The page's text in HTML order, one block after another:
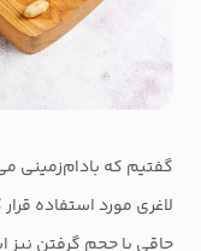
گفتیم که بادام‌زمینی
لاغری مورد استفاده قرار
چاقی یا حجم گرفتن نیز